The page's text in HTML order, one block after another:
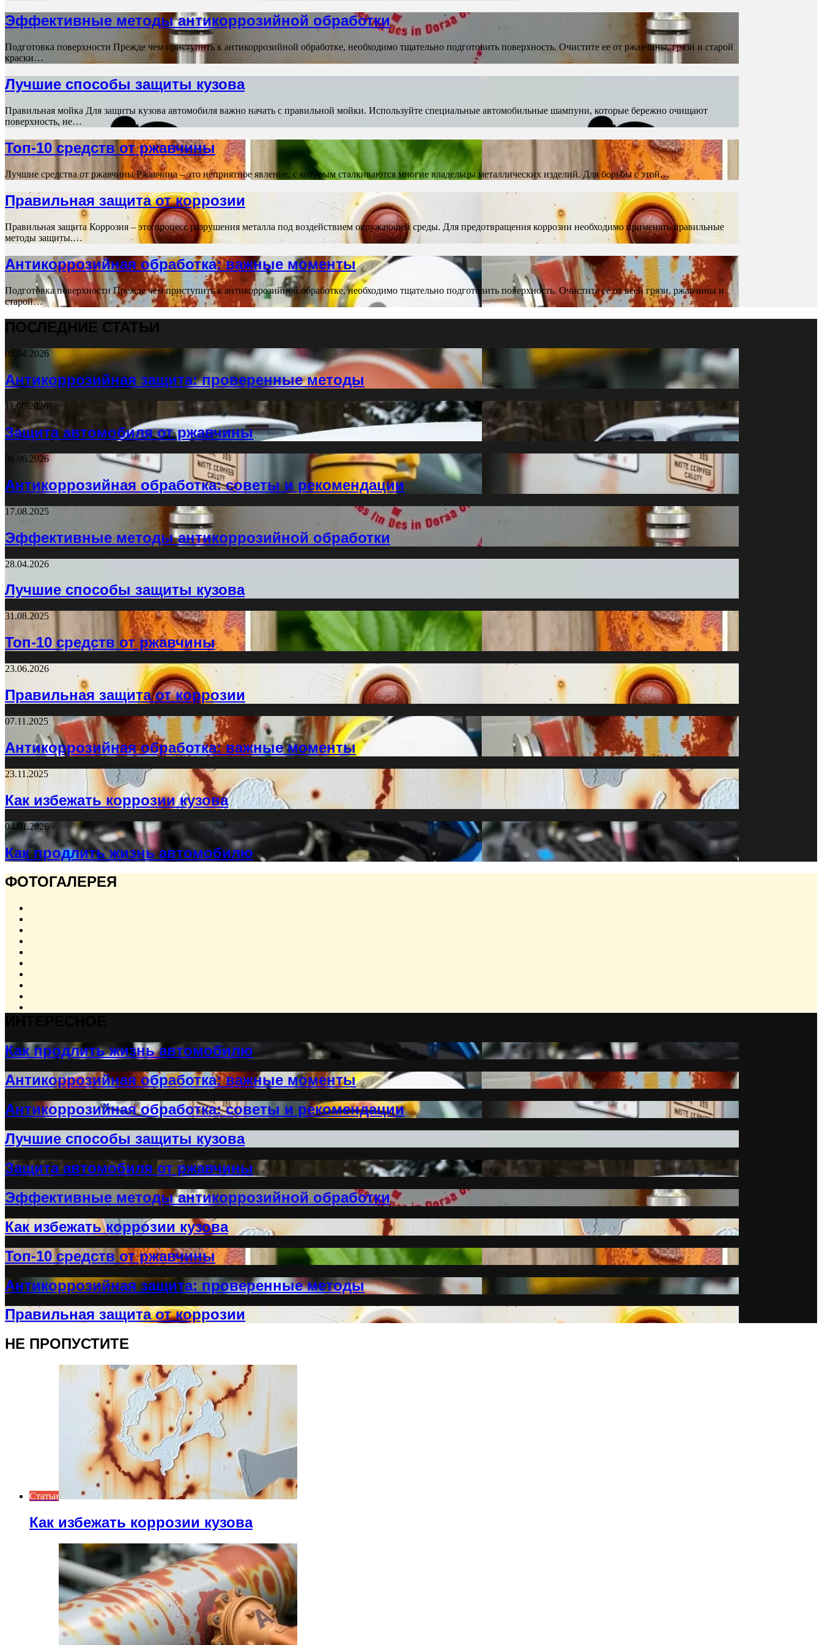
Эффективные методы антикоррозийной обработки
Подготовка поверхности Прежде чем приступить к антикоррозийной обработке, необходимо тщательно подготовить поверхность. Очистите ее от ржавчины, грязи и старой
краски…
Лучшие способы защиты кузова
Правильная мойка Для защиты кузова автомобиля важно начать с правильной мойки. Используйте специальные автомобильные шампуни, которые бережно очищают
поверхность, не…
Топ-10 средств от ржавчины
Лучшие средства от ржавчины Ржавчина – это неприятное явление, с которым сталкиваются многие владельцы металлических изделий. Для борьбы с этой…
Правильная защита от коррозии
Правильная защита Коррозия – это процесс разрушения металла под воздействием окружающей среды. Для предотвращения коррозии необходимо применять правильные
методы защиты.…
Антикоррозийная обработка: важные моменты
Подготовка поверхности Прежде чем приступить к антикоррозийной обработке, необходимо тщательно подготовить поверхность. Очистите ее от всей грязи, ржавчины и
старой…
ПОСЛЕДНИЕ СТАТЬИ
05.04.2026
Антикоррозийная защита: проверенные методы
11.06.2026
Защита автомобиля от ржавчины
06.06.2026
Антикоррозийная обработка: советы и рекомендации
17.08.2025
Эффективные методы антикоррозийной обработки
28.04.2026
Лучшие способы защиты кузова
31.08.2025
Топ-10 средств от ржавчины
23.06.2026
Правильная защита от коррозии
07.11.2025
Антикоррозийная обработка: важные моменты
23.11.2025
Как избежать коррозии кузова
04.01.2026
Как продлить жизнь автомобилю
ФОТОГАЛЕРЕЯ
Как продлить жизнь автомобилю
Антикоррозийная обработка: важные моменты
Антикоррозийная обработка: советы и рекомендации
Лучшие способы защиты кузова
Защита автомобиля от ржавчины
Эффективные методы антикоррозийной обработки
Как избежать коррозии кузова
Топ-10 средств от ржавчины
Антикоррозийная защита: проверенные методы
Правильная защита от коррозии
НЕ ПРОПУСТИТЕ
Статьи
Как избежать коррозии кузова